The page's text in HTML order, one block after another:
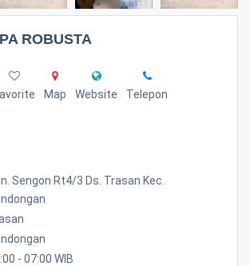
ROBUSTA
Map Website Telepon
Sengon Rt4/3 Ds. Trasan Kec.
- 07:00 WIB